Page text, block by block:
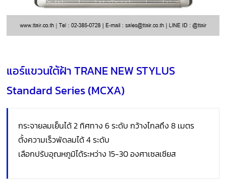
แอร์แขวนใต้ฝ้า TRANE NEW STYLUS
Standard Series (MCXA)
กระจายลมเย็นได้ 2 ทิศทาง 6 ระดับ กว้างไกลถึง 8 เมตร
ตั้งความเร็วพัดลมได้ 4 ระดับ
เลือกปรับอุณหภูมิได้ระหว่าง 15-30 องศาเซลเซียส